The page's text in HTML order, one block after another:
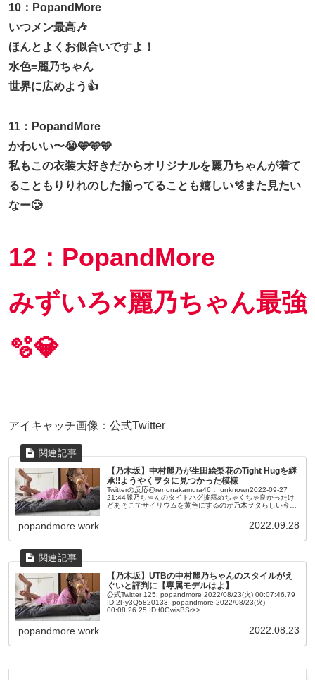
10：PopandMore
いつメン最高🎶
ほんとよくお似合いですよ！
水色=麗乃ちゃん
世界に広めよう👍
11：PopandMore
かわいい〜😭🩵🩵🩵
私もこの衣装大好きだからオリジナルを麗乃ちゃんが着て
ることもりりれのした揃ってることも嬉しい🫧また見たい
なー🥲
12：PopandMore
みずいろ×麗乃ちゃん最強
🫧💎
アイキャッチ画像：公式Twitter
【乃木坂】中村麗乃が生田絵梨花のTight Hugを継
承‼ようやくヲタに見つかった模様
Twitterの反応@renonakamura46： unknown2022-09-27
21:44麗乃ちゃんのタイトハグ披露めちゃくちゃ良かったけ
どあそこでサイリウムを黄色にするのが乃木ヲタらしい今目
popandmore.work 2022.09.28
【乃木坂】UTBの中村麗乃ちゃんのスタイルがえ
ぐいと評判に【専属モデルはよ】
公式Twitter 125: popandmore 2022/08/23(火) 00:07:46.79
ID:2Py3Q5820133: popandmore 2022/08/23(火)
00:08:26.25 ID:f0GwisBSr>>...
popandmore.work 2022.08.23